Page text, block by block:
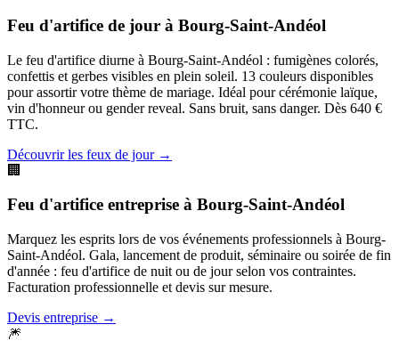
Feu d'artifice de jour à Bourg-Saint-Andéol
Le feu d'artifice diurne à Bourg-Saint-Andéol : fumigènes colorés,
confettis et gerbes visibles en plein soleil. 13 couleurs disponibles
pour assortir votre thème de mariage. Idéal pour cérémonie laïque,
vin d'honneur ou gender reveal. Sans bruit, sans danger. Dès 640 €
TTC.
Découvrir les feux de jour→
🏢
Feu d'artifice entreprise à Bourg-Saint-Andéol
Marquez les esprits lors de vos événements professionnels à Bourg-
Saint-Andéol. Gala, lancement de produit, séminaire ou soirée de fin
d'année : feu d'artifice de nuit ou de jour selon vos contraintes.
Facturation professionnelle et devis sur mesure.
Devis entreprise →
🎆